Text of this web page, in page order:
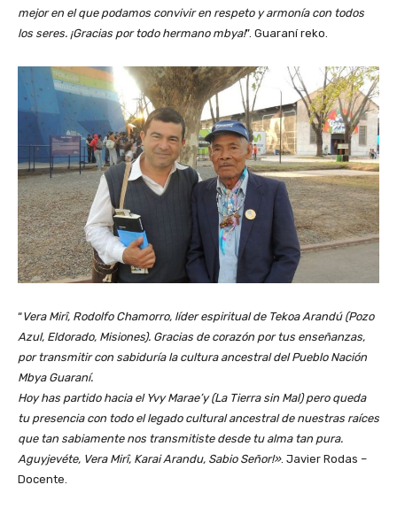
mejor en el que podamos convivir en respeto y armonía con todos
los seres. ¡Gracias por todo hermano mbya!”. Guaraní reko.
“Vera Mirî, Rodolfo Chamorro, líder espiritual de Tekoa Arandú (Pozo
Azul, Eldorado, Misiones). Gracias de corazón por tus enseñanzas,
por transmitir con sabiduría la cultura ancestral del Pueblo Nación
Mbya Guaraní.
Hoy has partido hacia el Yvy Marae’y (La Tierra sin Mal) pero queda
tu presencia con todo el legado cultural ancestral de nuestras raíces
que tan sabiamente nos transmitiste desde tu alma tan pura.
Aguyjevéte, Vera Mirî, Karai Arandu, Sabio Señor!». Javier Rodas –
Docente.